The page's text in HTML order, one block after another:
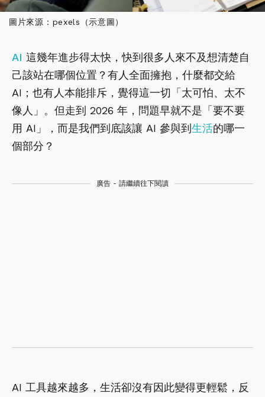
圖片來源：pexels（示意圖）
AI 這幾年進步得太快，快到很多人來不及想清楚自
己該站在哪個位置？有人全面擁抱，什麼都交給
AI；也有人本能排斥，覺得這一切「太可怕、太不
像人」。但走到 2026 年，問題早就不是「要不要
用 AI」，而是我們到底該讓 AI 參與到 生活的哪一
個部分？
廣告 - 請繼續往下閱讀
AI 工具越來越多，生活卻沒有因此變得更輕鬆，反